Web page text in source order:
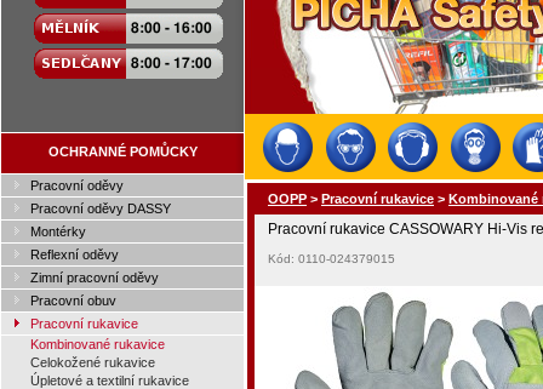
OCHRANNÉ POMŮCKY
Pracovní oděvy
Pracovní oděvy DASSY
Montérky
Reflexní oděvy
Zimní pracovní oděvy
Pracovní obuv
Pracovní rukavice
Kombinované rukavice
Celokožené rukavice
Úpletové a textilní rukavice
OOPP > Pracovní rukavice > Kombinované
Pracovní rukavice CASSOWARY Hi-Vis
Kód: 0110-024379015